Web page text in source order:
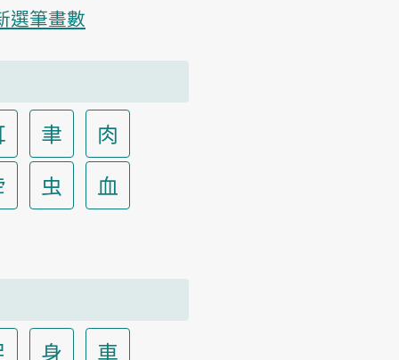
選筆畫數
聿
肉
虫
血
身
車